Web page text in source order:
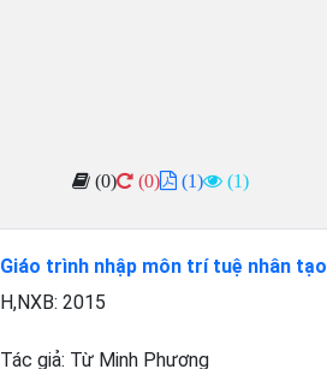
(0) (0) (1) (1)
Giáo trình nhập môn trí tuệ nhân tạo
H,NXB: 2015
Tác giả: Từ Minh Phương